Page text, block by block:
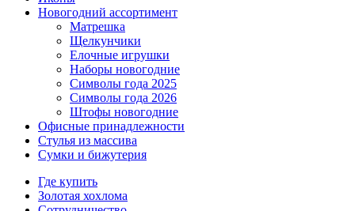
Новогодний ассортимент
Матрешка
Щелкунчики
Елочные игрушки
Наборы новогодние
Символы года 2025
Символы года 2026
Штофы новогодние
Офисные принадлежности
Стулья из массива
Сумки и бижутерия
Где купить
Золотая хохлома